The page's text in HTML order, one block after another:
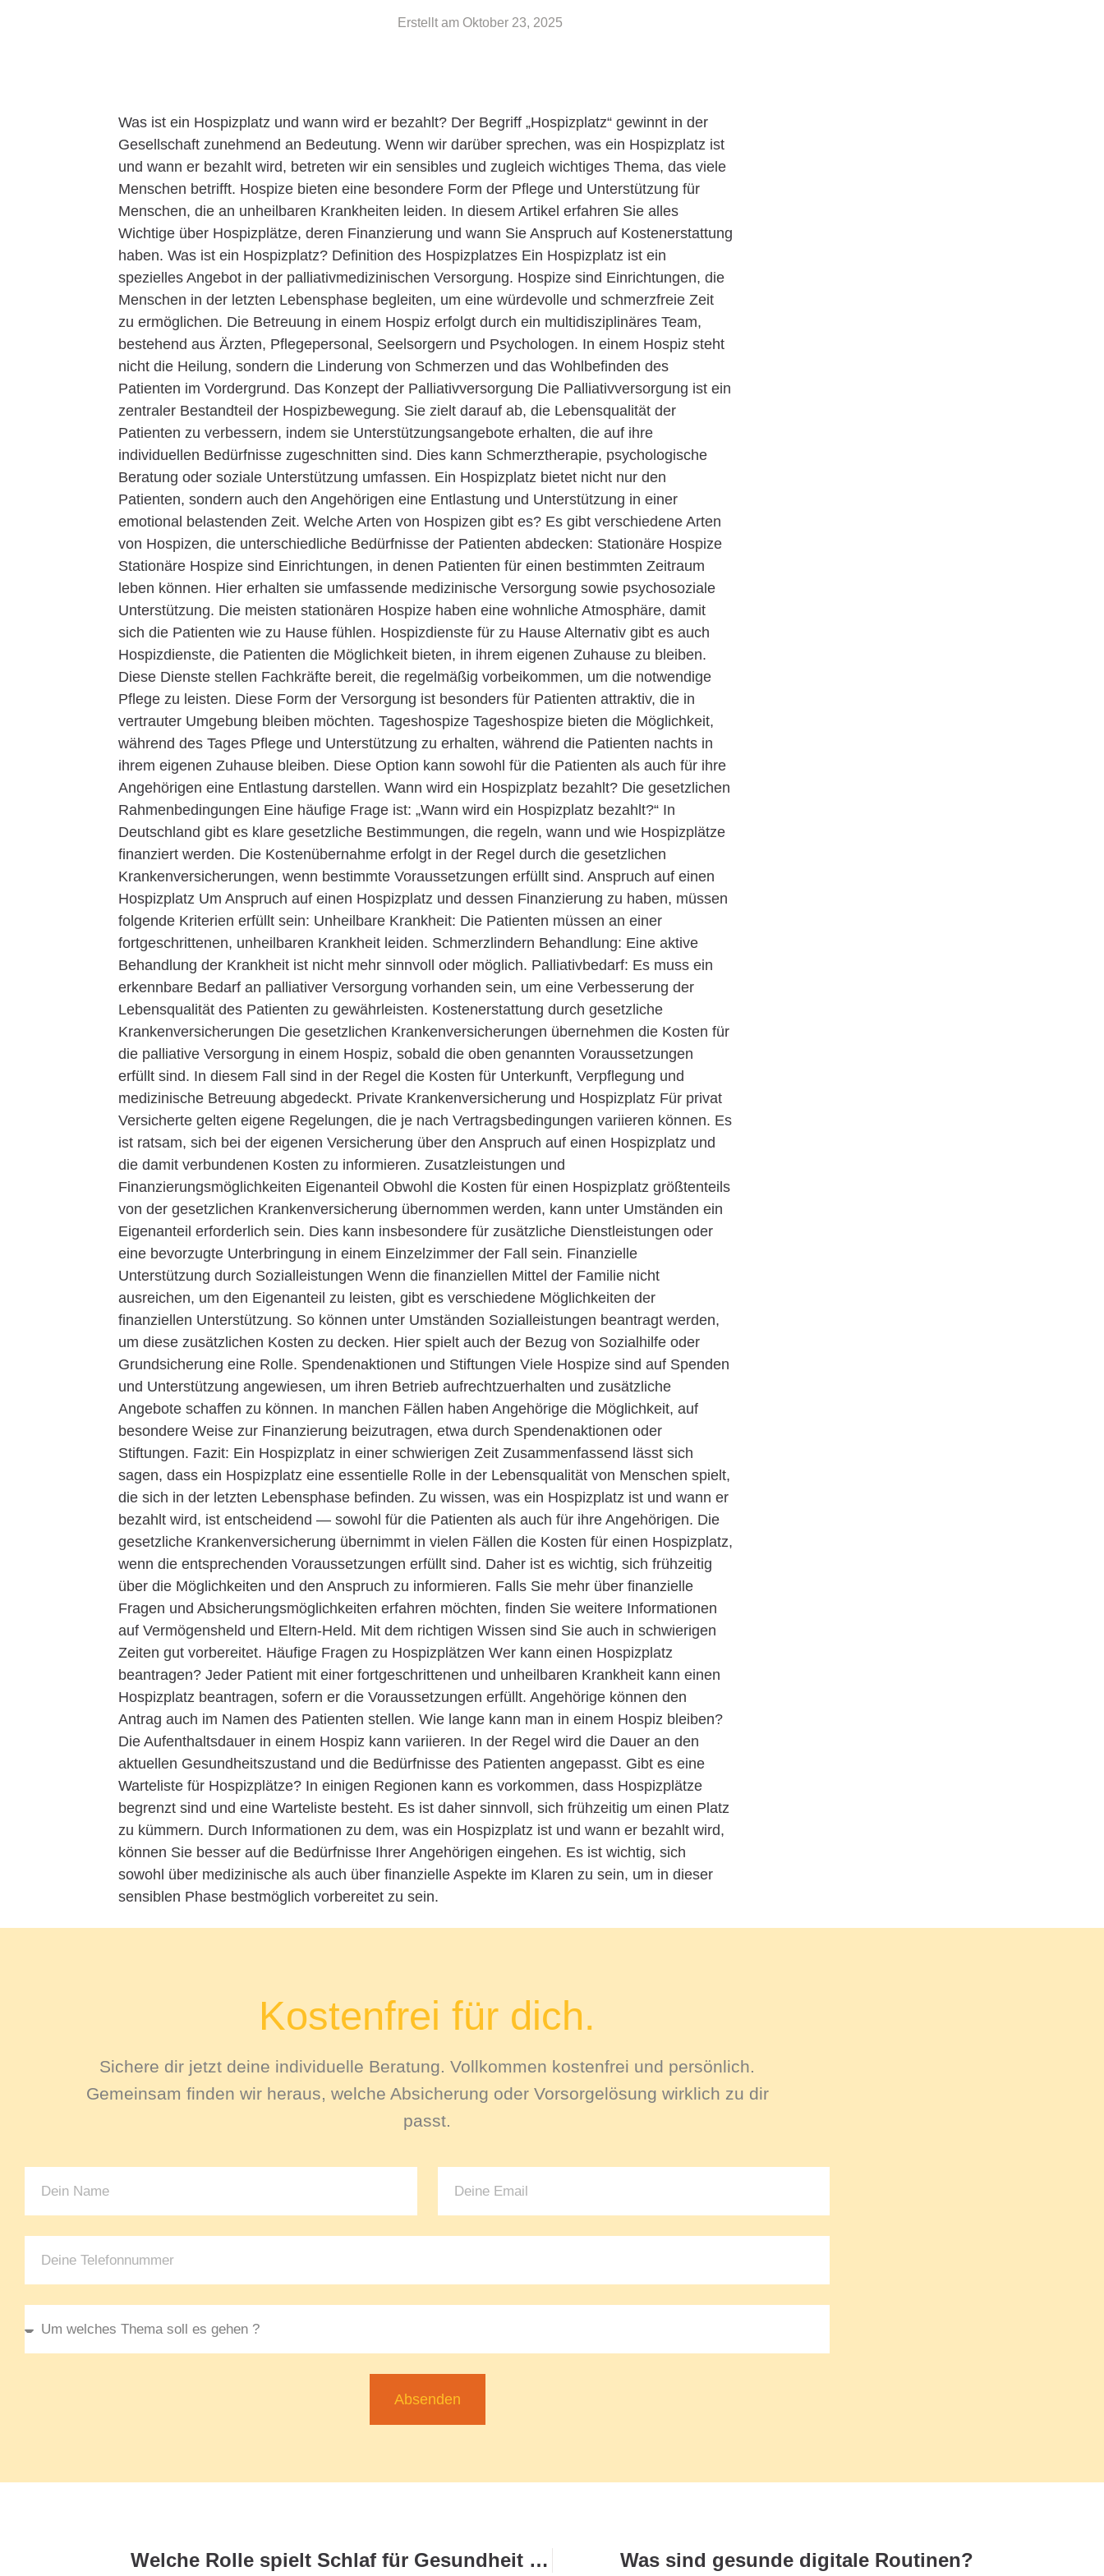
Erstellt am Oktober 23, 2025
Was ist ein Hospizplatz und wann wird er bezahlt? Der Begriff „Hospizplatz“ gewinnt in der
Gesellschaft zunehmend an Bedeutung. Wenn wir darüber sprechen, was ein Hospizplatz ist
und wann er bezahlt wird, betreten wir ein sensibles und zugleich wichtiges Thema, das viele
Menschen betrifft. Hospize bieten eine besondere Form der Pflege und Unterstützung für
Menschen, die an unheilbaren Krankheiten leiden. In diesem Artikel erfahren Sie alles
Wichtige über Hospizplätze, deren Finanzierung und wann Sie Anspruch auf Kostenerstattung
haben. Was ist ein Hospizplatz? Definition des Hospizplatzes Ein Hospizplatz ist ein
spezielles Angebot in der palliativmedizinischen Versorgung. Hospize sind Einrichtungen, die
Menschen in der letzten Lebensphase begleiten, um eine würdevolle und schmerzfreie Zeit
zu ermöglichen. Die Betreuung in einem Hospiz erfolgt durch ein multidisziplinäres Team,
bestehend aus Ärzten, Pflegepersonal, Seelsorgern und Psychologen. In einem Hospiz steht
nicht die Heilung, sondern die Linderung von Schmerzen und das Wohlbefinden des
Patienten im Vordergrund. Das Konzept der Palliativversorgung Die Palliativversorgung ist ein
zentraler Bestandteil der Hospizbewegung. Sie zielt darauf ab, die Lebensqualität der
Patienten zu verbessern, indem sie Unterstützungsangebote erhalten, die auf ihre
individuellen Bedürfnisse zugeschnitten sind. Dies kann Schmerztherapie, psychologische
Beratung oder soziale Unterstützung umfassen. Ein Hospizplatz bietet nicht nur den
Patienten, sondern auch den Angehörigen eine Entlastung und Unterstützung in einer
emotional belastenden Zeit. Welche Arten von Hospizen gibt es? Es gibt verschiedene Arten
von Hospizen, die unterschiedliche Bedürfnisse der Patienten abdecken: Stationäre Hospize
Stationäre Hospize sind Einrichtungen, in denen Patienten für einen bestimmten Zeitraum
leben können. Hier erhalten sie umfassende medizinische Versorgung sowie psychosoziale
Unterstützung. Die meisten stationären Hospize haben eine wohnliche Atmosphäre, damit
sich die Patienten wie zu Hause fühlen. Hospizdienste für zu Hause Alternativ gibt es auch
Hospizdienste, die Patienten die Möglichkeit bieten, in ihrem eigenen Zuhause zu bleiben.
Diese Dienste stellen Fachkräfte bereit, die regelmäßig vorbeikommen, um die notwendige
Pflege zu leisten. Diese Form der Versorgung ist besonders für Patienten attraktiv, die in
vertrauter Umgebung bleiben möchten. Tageshospize Tageshospize bieten die Möglichkeit,
während des Tages Pflege und Unterstützung zu erhalten, während die Patienten nachts in
ihrem eigenen Zuhause bleiben. Diese Option kann sowohl für die Patienten als auch für ihre
Angehörigen eine Entlastung darstellen. Wann wird ein Hospizplatz bezahlt? Die gesetzlichen
Rahmenbedingungen Eine häufige Frage ist: „Wann wird ein Hospizplatz bezahlt?“ In
Deutschland gibt es klare gesetzliche Bestimmungen, die regeln, wann und wie Hospizplätze
finanziert werden. Die Kostenübernahme erfolgt in der Regel durch die gesetzlichen
Krankenversicherungen, wenn bestimmte Voraussetzungen erfüllt sind. Anspruch auf einen
Hospizplatz Um Anspruch auf einen Hospizplatz und dessen Finanzierung zu haben, müssen
folgende Kriterien erfüllt sein: Unheilbare Krankheit: Die Patienten müssen an einer
fortgeschrittenen, unheilbaren Krankheit leiden. Schmerzlindern Behandlung: Eine aktive
Behandlung der Krankheit ist nicht mehr sinnvoll oder möglich. Palliativbedarf: Es muss ein
erkennbare Bedarf an palliativer Versorgung vorhanden sein, um eine Verbesserung der
Lebensqualität des Patienten zu gewährleisten. Kostenerstattung durch gesetzliche
Krankenversicherungen Die gesetzlichen Krankenversicherungen übernehmen die Kosten für
die palliative Versorgung in einem Hospiz, sobald die oben genannten Voraussetzungen
erfüllt sind. In diesem Fall sind in der Regel die Kosten für Unterkunft, Verpflegung und
medizinische Betreuung abgedeckt. Private Krankenversicherung und Hospizplatz Für privat
Versicherte gelten eigene Regelungen, die je nach Vertragsbedingungen variieren können. Es
ist ratsam, sich bei der eigenen Versicherung über den Anspruch auf einen Hospizplatz und
die damit verbundenen Kosten zu informieren. Zusatzleistungen und
Finanzierungsmöglichkeiten Eigenanteil Obwohl die Kosten für einen Hospizplatz größtenteils
von der gesetzlichen Krankenversicherung übernommen werden, kann unter Umständen ein
Eigenanteil erforderlich sein. Dies kann insbesondere für zusätzliche Dienstleistungen oder
eine bevorzugte Unterbringung in einem Einzelzimmer der Fall sein. Finanzielle
Unterstützung durch Sozialleistungen Wenn die finanziellen Mittel der Familie nicht
ausreichen, um den Eigenanteil zu leisten, gibt es verschiedene Möglichkeiten der
finanziellen Unterstützung. So können unter Umständen Sozialleistungen beantragt werden,
um diese zusätzlichen Kosten zu decken. Hier spielt auch der Bezug von Sozialhilfe oder
Grundsicherung eine Rolle. Spendenaktionen und Stiftungen Viele Hospize sind auf Spenden
und Unterstützung angewiesen, um ihren Betrieb aufrechtzuerhalten und zusätzliche
Angebote schaffen zu können. In manchen Fällen haben Angehörige die Möglichkeit, auf
besondere Weise zur Finanzierung beizutragen, etwa durch Spendenaktionen oder
Stiftungen. Fazit: Ein Hospizplatz in einer schwierigen Zeit Zusammenfassend lässt sich
sagen, dass ein Hospizplatz eine essentielle Rolle in der Lebensqualität von Menschen spielt,
die sich in der letzten Lebensphase befinden. Zu wissen, was ein Hospizplatz ist und wann er
bezahlt wird, ist entscheidend — sowohl für die Patienten als auch für ihre Angehörigen. Die
gesetzliche Krankenversicherung übernimmt in vielen Fällen die Kosten für einen Hospizplatz,
wenn die entsprechenden Voraussetzungen erfüllt sind. Daher ist es wichtig, sich frühzeitig
über die Möglichkeiten und den Anspruch zu informieren. Falls Sie mehr über finanzielle
Fragen und Absicherungsmöglichkeiten erfahren möchten, finden Sie weitere Informationen
auf Vermögensheld und Eltern-Held. Mit dem richtigen Wissen sind Sie auch in schwierigen
Zeiten gut vorbereitet. Häufige Fragen zu Hospizplätzen Wer kann einen Hospizplatz
beantragen? Jeder Patient mit einer fortgeschrittenen und unheilbaren Krankheit kann einen
Hospizplatz beantragen, sofern er die Voraussetzungen erfüllt. Angehörige können den
Antrag auch im Namen des Patienten stellen. Wie lange kann man in einem Hospiz bleiben?
Die Aufenthaltsdauer in einem Hospiz kann variieren. In der Regel wird die Dauer an den
aktuellen Gesundheitszustand und die Bedürfnisse des Patienten angepasst. Gibt es eine
Warteliste für Hospizplätze? In einigen Regionen kann es vorkommen, dass Hospizplätze
begrenzt sind und eine Warteliste besteht. Es ist daher sinnvoll, sich frühzeitig um einen Platz
zu kümmern. Durch Informationen zu dem, was ein Hospizplatz ist und wann er bezahlt wird,
können Sie besser auf die Bedürfnisse Ihrer Angehörigen eingehen. Es ist wichtig, sich
sowohl über medizinische als auch über finanzielle Aspekte im Klaren zu sein, um in dieser
sensiblen Phase bestmöglich vorbereitet zu sein.
Kostenfrei für dich.
Sichere dir jetzt deine individuelle Beratung. Vollkommen kostenfrei und persönlich.
Gemeinsam finden wir heraus, welche Absicherung oder Vorsorgelösung wirklich zu dir
passt.
Absenden
Welche Rolle spielt Schlaf für Gesundheit und Leistungsfähigkeit? Was sind gesunde digitale Routinen?